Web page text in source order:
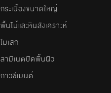
กระเบื้องขนาดใหญ่
พื้นไม้และหินสังเคราะห์
โมเสก
ลามิเนตปิดพื้นผิว
กาวซีเมนต์